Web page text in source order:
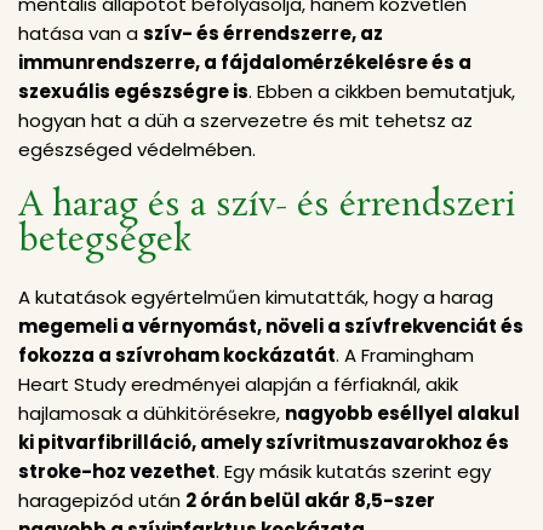
hatása van aszív- és érrendszerre, az
immunrendszerre, a fájdalomérzékelésre és a
szexuális egészségre is. Ebben a cikkben bemutatjuk,
hogyan hat a düh a szervezetre és mit tehetsz az
egészséged védelmében.
A harag és a szív- és érrendszeri
betegségek
A kutatások egyértelműen kimutatták, hogy a harag
megemeli a vérnyomást, növeli a szívfrekvenciát és
fokozza a szívroham kockázatát. A Framingham
Heart Study eredményei alapján a férfiaknál, akik
hajlamosak a dühkitörésekre, nagyobb eséllyel alakul
ki pitvarfibrilláció, amely szívritmuszavarokhoz és
stroke-hoz vezethet. Egy másik kutatás szerint egy
haragepizód után 2 órán belül akár 8,5-szer